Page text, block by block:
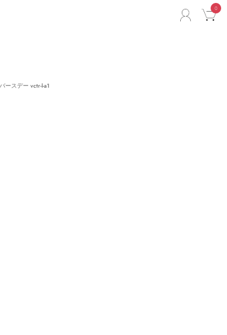
0
ースデー vctr-l-a1